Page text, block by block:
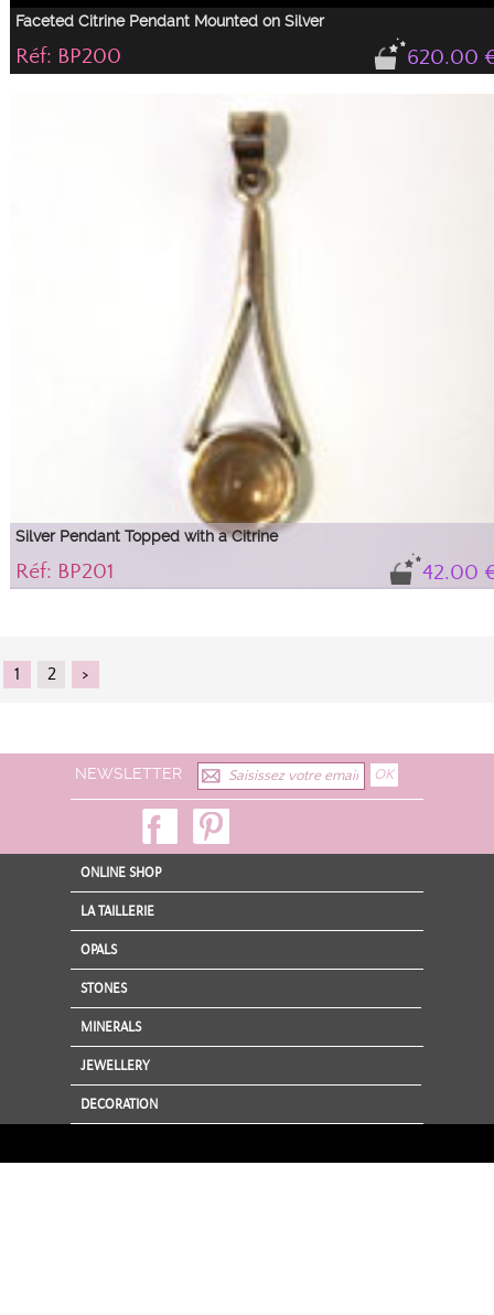
Faceted Citrine Pendant Mounted on Silver
620.00
Réf: BP200
Silver Pendant Topped with a Citrine
42.00
Réf: BP201
1 2 >
NEWSLETTER
ONLINE SHOP
LA TAILLERIE
OPALS
STONES
MINERALS
JEWELLERY
DECORATION